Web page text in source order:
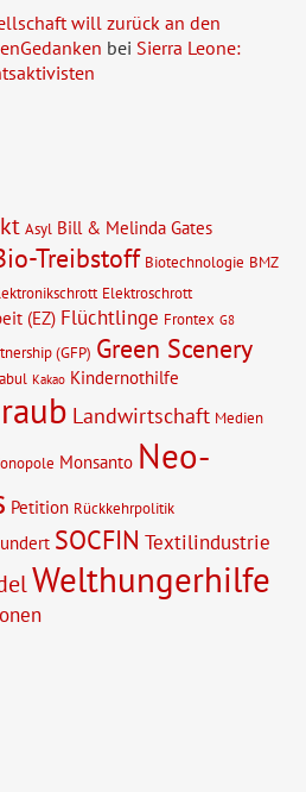
will zurück an den
bei Sierra Leone:
Asyl Bill & Melinda Gates
Treibstoff Biotechnologie BMZ
Elektroschrott
(EZ) Flüchtlinge Frontex G8
(GFP) Green Scenery
Kakao Kindernothilfe
Landwirtschaft Medien
Monsanto Neo-
Petition Rückkehrpolitik
SOCFIN Textilindustrie
Welthungerhilfe